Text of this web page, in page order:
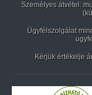
Személyes átvétel:
Ügyfélszolgálat
Kérjük értékelje